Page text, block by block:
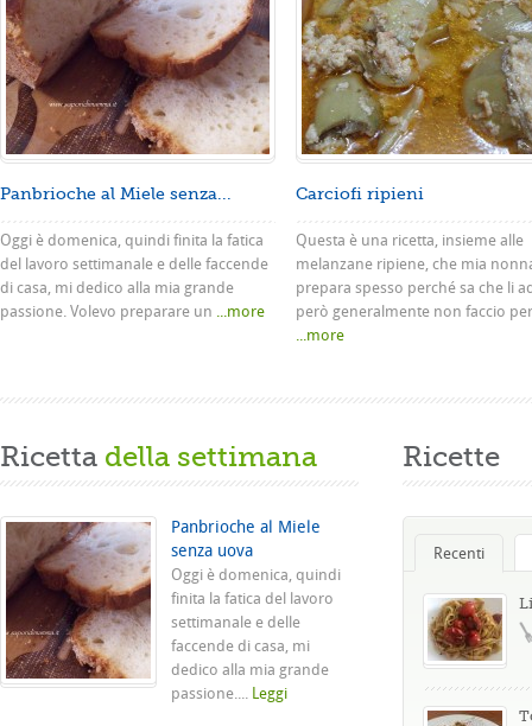
Panbrioche al Miele senza...
Oggi è domenica, quindi finita la fatica
del lavoro settimanale e delle faccende
di casa, mi dedico alla mia grande
passione. Volevo preparare un ...more
Carciofi ripieni
Questa è una ricetta, insieme alle
melanzane ripiene, che mia
prepara spesso perché sa che li
però generalmente non faccio
...more
Ricetta della settimana
Panbrioche al Miele
senza uova
Oggi è domenica, quindi
finita la fatica del lavoro
settimanale e delle
faccende di casa, mi
dedico alla mia grande
passione.... Leggi
Ricette
Recenti